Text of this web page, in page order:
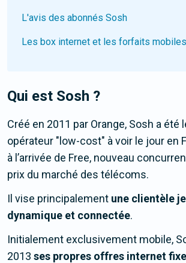
L'avis des abonnés Sosh
Les box internet et les forfaits
Qui est Sosh ?
Créé en 2011 par Orange, Sosh a été
opérateur "low-cost" à voir le jour en
à l’arrivée de Free, nouveau
prix du marché des télécoms.
Il vise principalement une clientèle
dynamique et connectée.
Initialement exclusivement mobile,
2013 ses propres offres internet